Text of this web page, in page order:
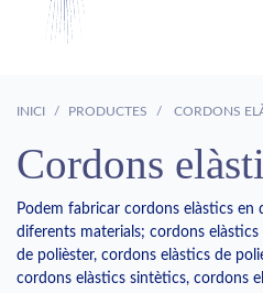
INICI PRODUCTES CORDONS
Cordons
Podem fabricar cordons elàstics en
diferents materials; cordons
de polièster, cordons elàstics de
cordons elàstics sintètics, cordons